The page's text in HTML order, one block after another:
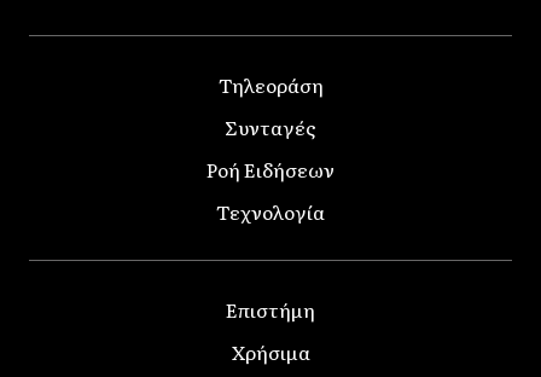
Τηλεοράση
Συνταγές
Ροή Ειδήσεων
Τεχνολογία
Επιστήμη
Χρήσιμα